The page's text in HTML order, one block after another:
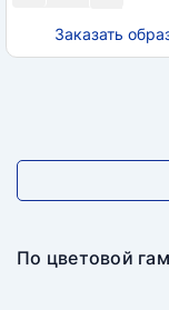
Заказать
По цветовой